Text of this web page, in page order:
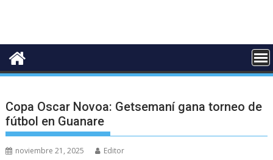
Copa Oscar Novoa: Getsemaní gana torneo de
fútbol en Guanare
noviembre 21, 2025 Editor